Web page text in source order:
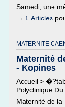
Samedi, une
→ 1 Articles
MATERNITE
Maternité
- Kopines
Accueil >
Polyclinique
Maternité de la